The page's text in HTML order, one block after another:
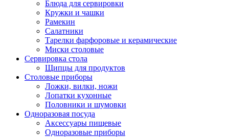
Блюда для сервировки
Кружки и чашки
Рамекин
Салатники
Тарелки фарфоровые и керамические
Миски столовые
Сервировка стола
Щипцы для продуктов
Столовые приборы
Ложки, вилки, ножи
Лопатки кухонные
Половники и шумовки
Одноразовая посуда
Аксессуары пищевые
Одноразовые приборы